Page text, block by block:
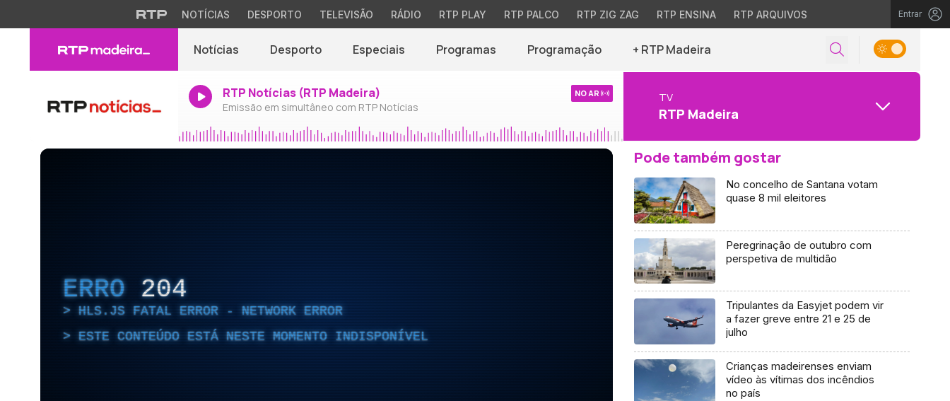
NOTÍCIAS DESPORTO TELEVISÃO RÁDIO RTP PLAY RTP PALCO RTP ZIG ZAG RTP ENSINA RTP ARQUIVOS Entrar
Notícias Desporto Especiais Programas Programação + RTP Madeira
RTP Notícias (RTP Madeira)
Emissão em simultâneo com RTP Notícias
NO AR TV
RTP Madeira
ERRO 204
HLS.JS FATAL ERROR - NETWORK ERROR
ESTE CONTEÚDO ESTÁ NESTE MOMENTO INDISPONÍVEL
Pode também gostar
No concelho de Santana votam
quase 8 mil eleitores
Peregrinação de outubro com
perspetiva de multidão
Tripulantes da Easyjet podem vir
a fazer greve entre 21 e 25 de
julho
Crianças madeirenses enviam
vídeo às vítimas dos incêndios
no país